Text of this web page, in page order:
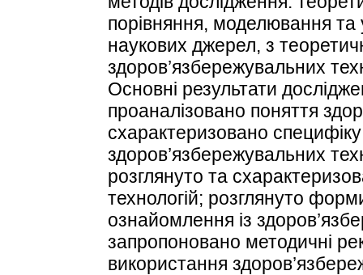
порівняння, моделювання
наукових джерел, з
здоров’язбережувальних
Основні результати
проаналізовано поняття
схарактеризовано
здоров’язбережувальних
розглянуто та
технологій; розглянуто
ознайомлення із
запропоновано методичні
використання